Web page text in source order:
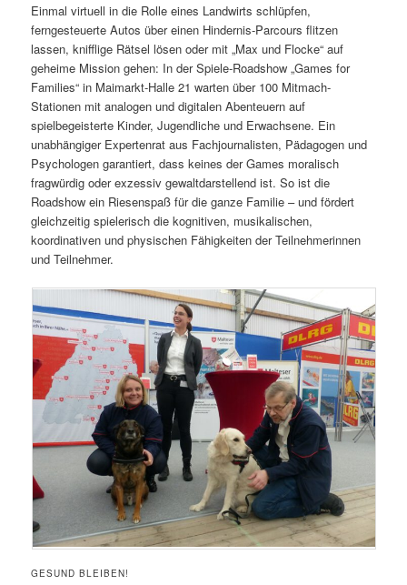
Einmal virtuell in die Rolle eines Landwirts schlüpfen,
ferngesteuerte Autos über einen Hindernis-Parcours flitzen
lassen, knifflige Rätsel lösen oder mit „Max und Flocke“ auf
geheime Mission gehen: In der Spiele-Roadshow „Games for
Families“ in Maimarkt-Halle 21 warten über 100 Mitmach-
Stationen mit analogen und digitalen Abenteuern auf
spielbegeisterte Kinder, Jugendliche und Erwachsene. Ein
unabhängiger Expertenrat aus Fachjournalisten, Pädagogen und
Psychologen garantiert, dass keines der Games moralisch
fragwürdig oder exzessiv gewaltdarstellend ist. So ist die
Roadshow ein Riesenspaß für die ganze Familie – und fördert
gleichzeitig spielerisch die kognitiven, musikalischen,
koordinativen und physischen Fähigkeiten der Teilnehmerinnen
und Teilnehmer.
GESUND BLEIBEN!